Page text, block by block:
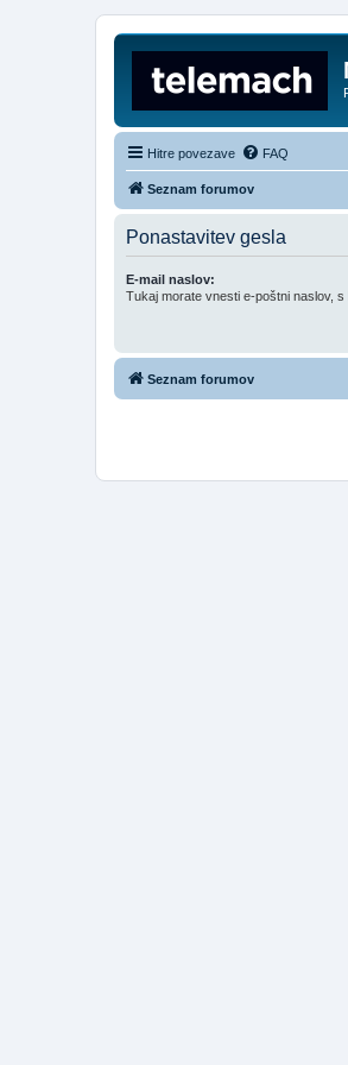
Hitre povezave FAQ
Seznam forumov
Ponastavitev gesla
E-mail naslov:
Tukaj morate vnesti e-poštni naslov, s
Seznam forumov